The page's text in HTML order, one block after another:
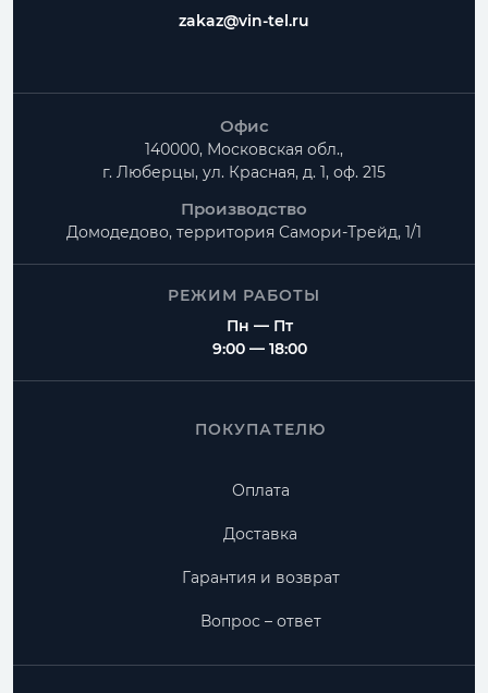
zakaz@vin-tel.ru
Офис
140000, Московская обл.,
г. Люберцы, ул. Красная, д. 1, оф. 215
Производство
Домодедово, территория Самори-Трейд, 1/1
РЕЖИМ РАБОТЫ
Пн — Пт
9:00 — 18:00
ПОКУПАТЕЛЮ
Оплата
Доставка
Гарантия и возврат
Вопрос – ответ